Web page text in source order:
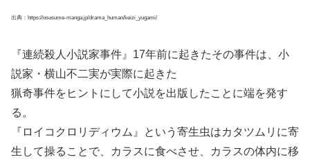
出典：https://osusume-manga.jp/drama_human/keizi_yugami/
『連続殺人小説家事件』17年前に起きたその事件は、小
説家・横山不二実が実際に起きた
猟奇事件をヒントにして小説を出版したことに端を発す
る。
『ロイコクロリディウム』という寄生虫はカタツムリに寄
生して操ることで、カラスに食べさせ、カラスの体内に移